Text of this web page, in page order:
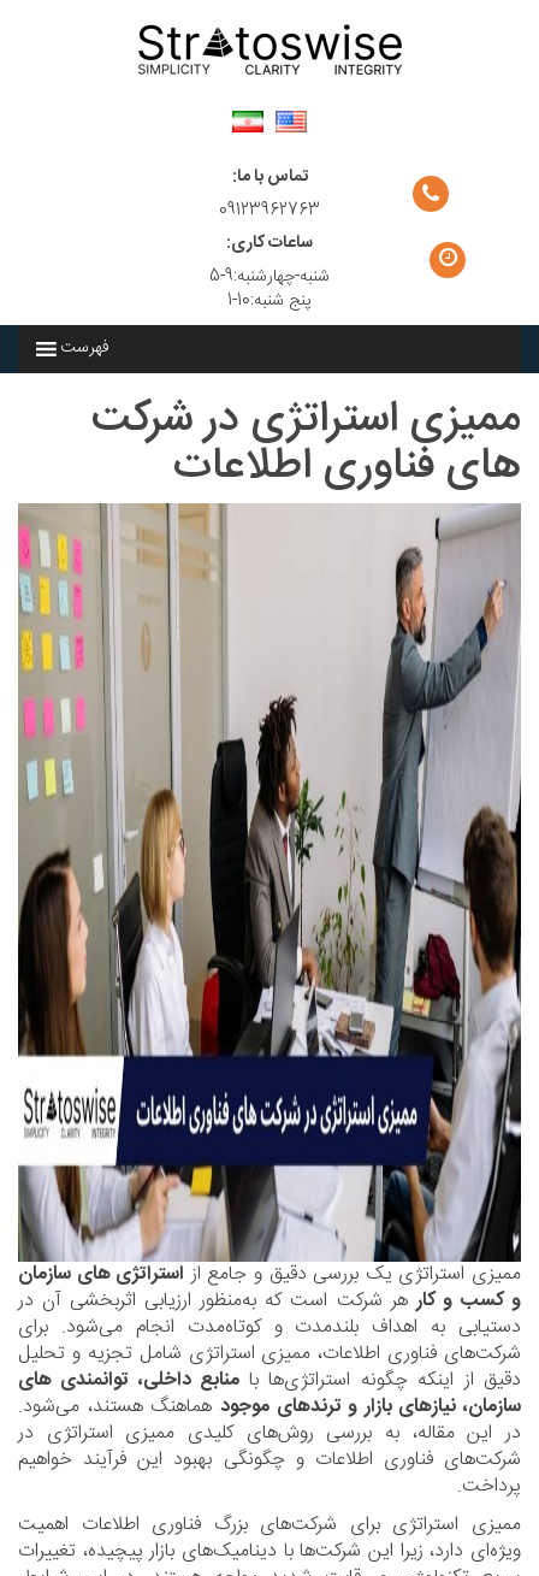
تماس با ما:
09123962763
ساعات کاری:
شنبه-چهارشنبه:9-5
پنج شنبه:10-1
فهرست
ممیزی استراتژی در شرکت
های فناوری اطلاعات
ممیزی استراتژی یک بررسی دقیق و جامع ازاستراتژی های سازمان
و کسب‌ و کارهر شرکت است که به‌منظور ارزیابی اثربخشی آن در
دستیابی به اهداف بلندمدت و کوتاه‌مدت انجام می‌شود. برای
شرکت‌های فناوری اطلاعات، ممیزی استراتژی شامل تجزیه و تحلیل
دقیق از اینکه چگونه استراتژی‌ها بامنابع داخلی، توانمندی های
سازمان، نیازهای بازار و ترندهای موجودهماهنگ هستند، می‌شود.
در این مقاله، به بررسی روش‌های کلیدی ممیزی استراتژی در
شرکت‌های فناوری اطلاعات و چگونگی بهبود این فرآیند خواهیم
پرداخت.
ممیزی استراتژی برای شرکت‌های بزرگ فناوری اطلاعات اهمیت
ویژه‌ای دارد، زیرا این شرکت‌ها با دینامیک‌های بازار پیچیده، تغییرات